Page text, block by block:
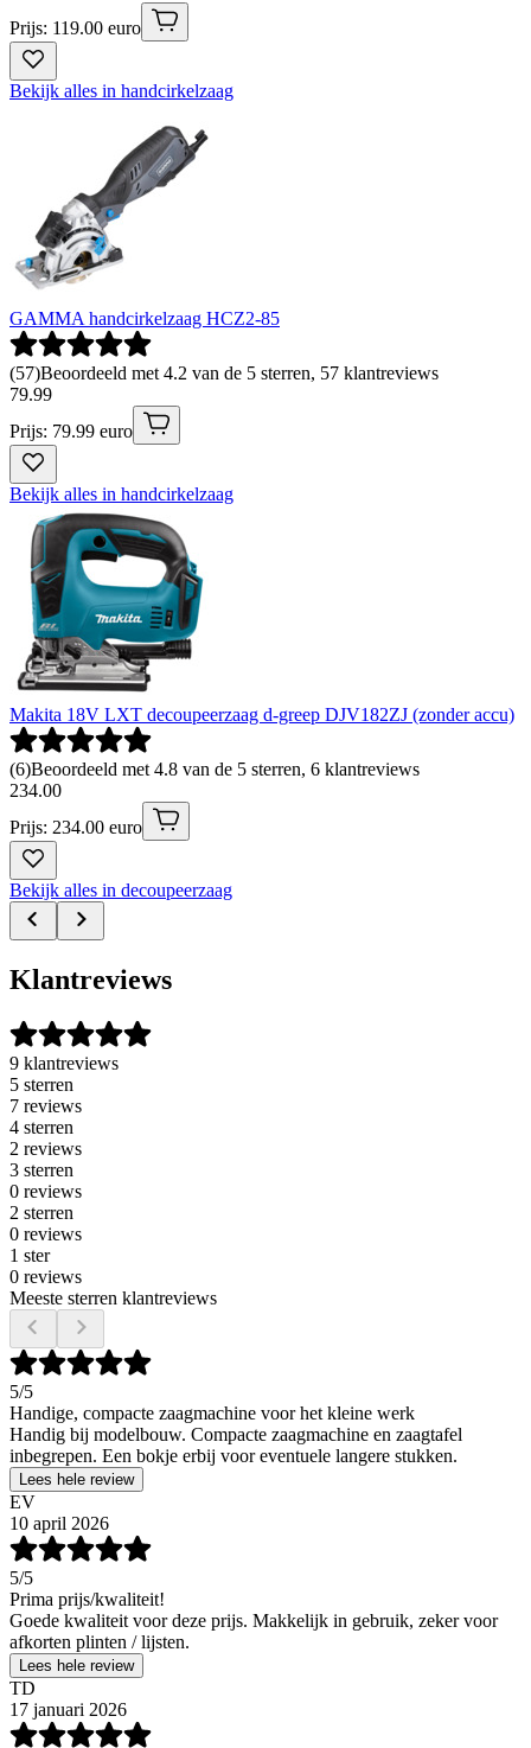
Prijs: 119.00 euro
Bekijk alles in handcirkelzaag
GAMMA handcirkelzaag HCZ2-85
(57)Beoordeeld met 4.2 van de 5 sterren, 57 klantreviews
79.99
Prijs: 79.99 euro
Bekijk alles in handcirkelzaag
Makita 18V LXT decoupeerzaag d-greep DJV182ZJ (zonder accu)
(6)Beoordeeld met 4.8 van de 5 sterren, 6 klantreviews
234.00
Prijs: 234.00 euro
Bekijk alles in decoupeerzaag
Klantreviews
9 klantreviews
5 sterren
7 reviews
4 sterren
2 reviews
3 sterren
0 reviews
2 sterren
0 reviews
1 ster
0 reviews
Meeste sterren klantreviews
5/5
Handige, compacte zaagmachine voor het kleine werk
Handig bij modelbouw. Compacte zaagmachine en zaagtafel
inbegrepen. Een bokje erbij voor eventuele langere stukken.
Lees hele review
EV
10 april 2026
5/5
Prima prijs/kwaliteit!
Goede kwaliteit voor deze prijs. Makkelijk in gebruik, zeker voor
afkorten plinten / lijsten.
Lees hele review
TD
17 januari 2026